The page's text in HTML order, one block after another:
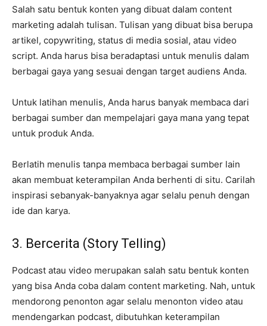
Salah satu bentuk konten yang dibuat dalam content
marketing adalah tulisan. Tulisan yang dibuat bisa berupa
artikel, copywriting, status di media sosial, atau video
script. Anda harus bisa beradaptasi untuk menulis dalam
berbagai gaya yang sesuai dengan target audiens Anda.
Untuk latihan menulis, Anda harus banyak membaca dari
berbagai sumber dan mempelajari gaya mana yang tepat
untuk produk Anda.
Berlatih menulis tanpa membaca berbagai sumber lain
akan membuat keterampilan Anda berhenti di situ. Carilah
inspirasi sebanyak-banyaknya agar selalu penuh dengan
ide dan karya.
3. Bercerita (Story Telling)
Podcast atau video merupakan salah satu bentuk konten
yang bisa Anda coba dalam content marketing. Nah, untuk
mendorong penonton agar selalu menonton video atau
mendengarkan podcast, dibutuhkan keterampilan